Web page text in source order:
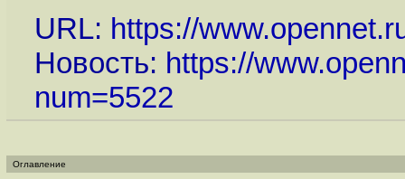
URL: https://
Новость: https://
num=5522
Оглавление